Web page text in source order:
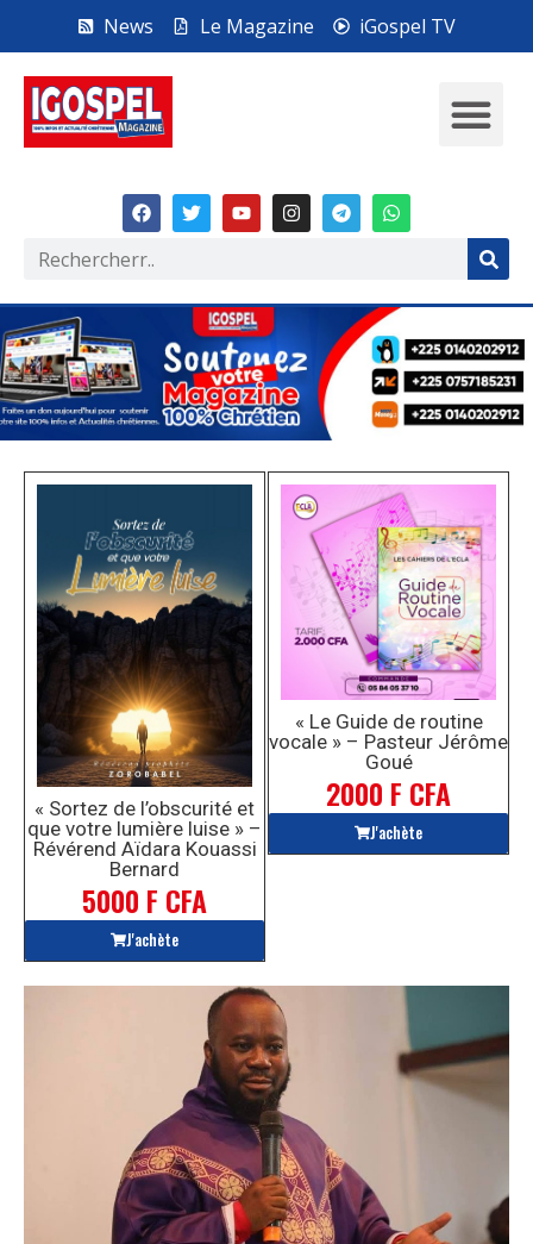
News Le Magazine iGospel TV
« Sortez de l’obscurité et
que votre lumière luise » –
Révérend Aïdara Kouassi
Bernard
5000 F CFA
J'achète
« Le Guide de routine
vocale » – Pasteur Jérôme
Goué
2000 F CFA
J'achète